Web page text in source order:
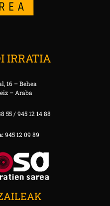
IRRATIA
16 – Behea
– Araba
55 / 945 12 14 88
945 12 09 89